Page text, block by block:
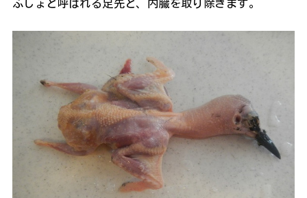
ふしょと呼ばれる足先と、内臓を取り除きます。